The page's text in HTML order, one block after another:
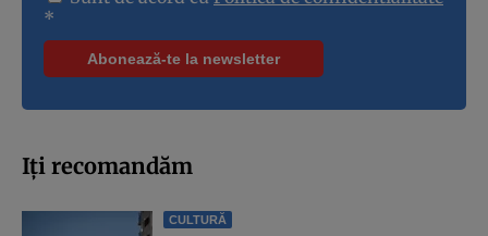
*
Iți recomandăm
CULTURĂ